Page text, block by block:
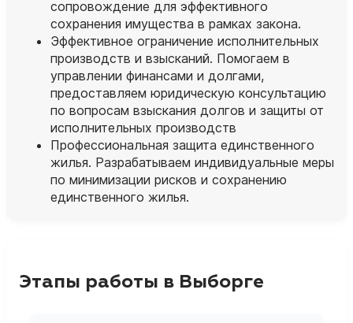
сопровождение для эффективного
сохранения имущества в рамках закона.
Эффективное ограничение исполнительных
производств и взысканий. Помогаем в
управлении финансами и долгами,
предоставляем юридическую консультацию
по вопросам взыскания долгов и защиты от
исполнительных производств
Профессиональная защита единственного
жилья. Разрабатываем индивидуальные меры
по минимизации рисков и сохранению
единственного жилья.
Этапы работы в Выборге